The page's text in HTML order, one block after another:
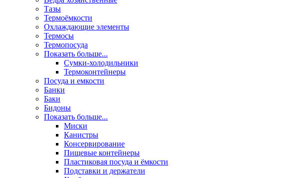
Тазы
Термоёмкости
Охлаждающие элементы
Термосы
Термопосуда
Показать больше...
Сумки-холодильники
Термоконтейнеры
Посуда и емкости
Банки
Баки
Бидоны
Показать больше...
Миски
Канистры
Консервирование
Пищевые контейнеры
Пластиковая посуда и ёмкости
Подставки и держатели